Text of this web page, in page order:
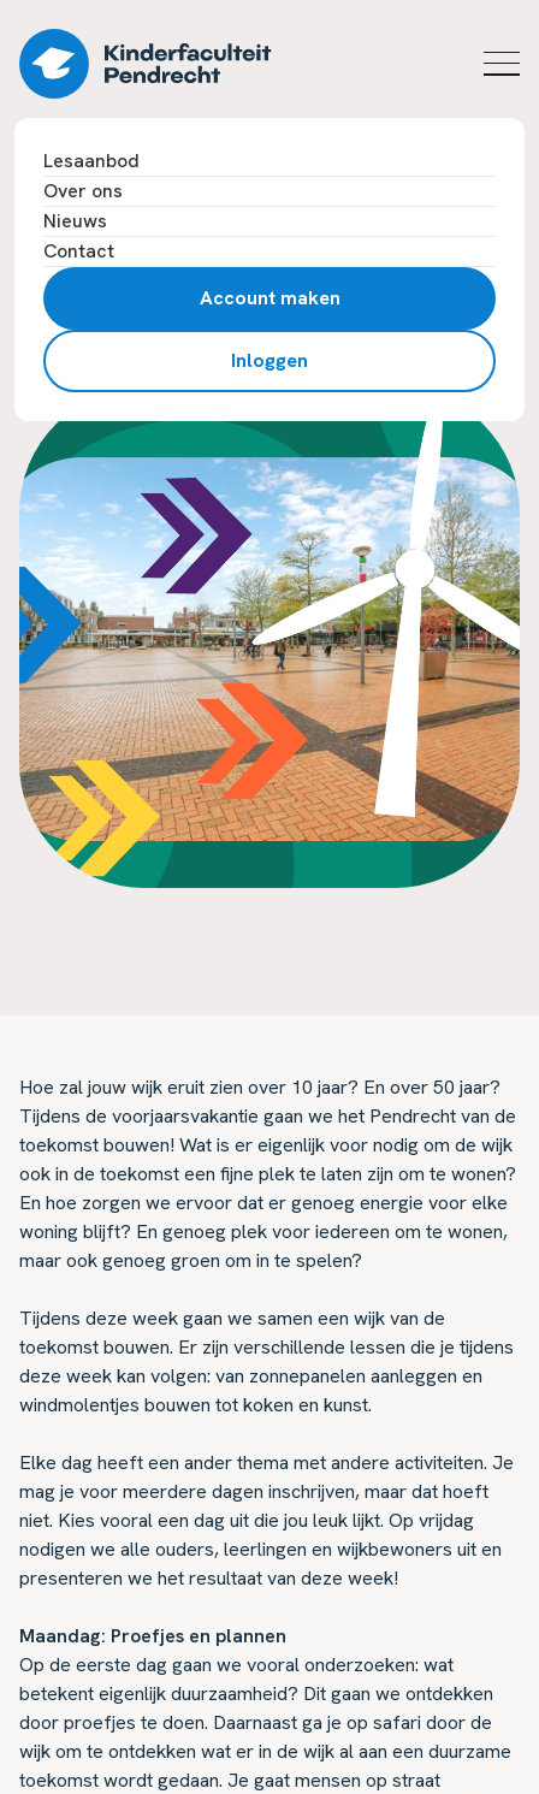
Lesaanbod
Over ons
Nieuws
Contact
Account maken
Account maken
Inloggen
Inloggen
Simone van der Meer February
Hoe zal jouw wijk eruit zien over 10 jaar? En over 50 jaar?
Tijdens de voorjaarsvakantie gaan we het Pendrecht van de
toekomst bouwen! Wat is er eigenlijk voor nodig om de wijk
ook in de toekomst een fijne plek te laten zijn om te wonen?
En hoe zorgen we ervoor dat er genoeg energie voor elke
woning blijft? En genoeg plek voor iedereen om te wonen,
maar ook genoeg groen om in te spelen?
Tijdens deze week gaan we samen een wijk van de
toekomst bouwen. Er zijn verschillende lessen die je tijdens
deze week kan volgen: van zonnepanelen aanleggen en
windmolentjes bouwen tot koken en kunst.
Elke dag heeft een ander thema met andere activiteiten. Je
mag je voor meerdere dagen inschrijven, maar dat hoeft
niet. Kies vooral een dag uit die jou leuk lijkt. Op vrijdag
nodigen we alle ouders, leerlingen en wijkbewoners uit en
presenteren we het resultaat van deze week!
Maandag: Proefjes en plannen
Op de eerste dag gaan we vooral onderzoeken: wat
betekent eigenlijk duurzaamheid? Dit gaan we ontdekken
door proefjes te doen. Daarnaast ga je op safari door de
wijk om te ontdekken wat er in de wijk al aan een duurzame
toekomst wordt gedaan. Je gaat mensen op straat